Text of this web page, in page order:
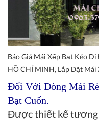
Báo Giá Mái Xếp Bạt Kéo
HỒ CHÍ MINH, Lắp Đặt Mái
Đối Với Dòng Mái
Bạt Cuốn.
Được thiết kế tương